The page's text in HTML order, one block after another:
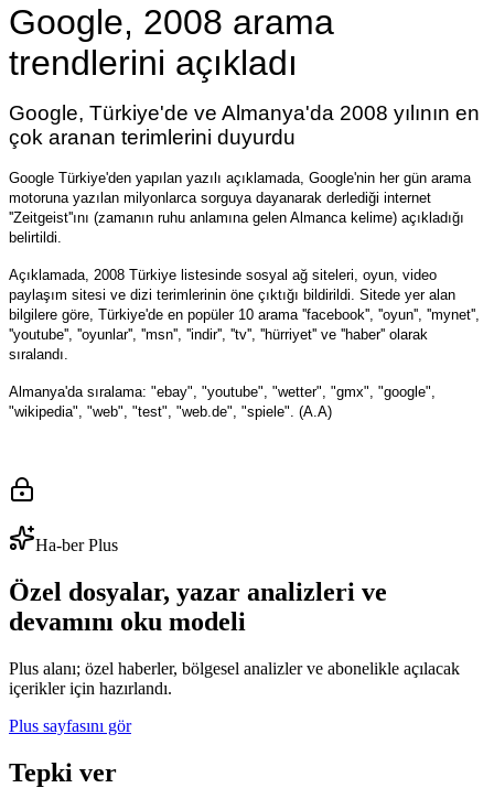
Google, 2008 arama
trendlerini açıkladı
Google, Türkiye'de ve Almanya'da 2008 yılının en
çok aranan terimlerini duyurdu
Google Türkiye'den yapılan yazılı açıklamada, Google'nin her gün arama
motoruna yazılan milyonlarca sorguya dayanarak derlediği internet
''Zeitgeist''ını (zamanın ruhu anlamına gelen Almanca kelime) açıkladığı
belirtildi.
Açıklamada, 2008 Türkiye listesinde sosyal ağ siteleri, oyun, video
paylaşım sitesi ve dizi terimlerinin öne çıktığı bildirildi. Sitede yer alan
bilgilere göre, Türkiye'de en popüler 10 arama ''facebook'', ''oyun'', ''mynet'',
''youtube'', ''oyunlar'', ''msn'', ''indir'', ''tv'', ''hürriyet'' ve ''haber'' olarak
sıralandı.
Almanya'da sıralama: "ebay", "youtube", "wetter", "gmx", "google",
"wikipedia", "web", "test", "web.de", "spiele". (A.A)
Ha-ber Plus
Özel dosyalar, yazar analizleri ve
devamını oku modeli
Plus alanı; özel haberler, bölgesel analizler ve abonelikle açılacak
içerikler için hazırlandı.
Plus sayfasını gör
Tepki ver